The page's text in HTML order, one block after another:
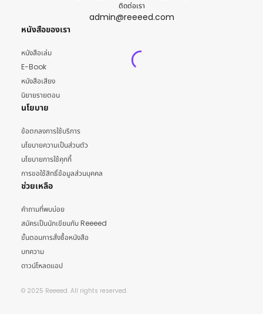
ติดต่อเรา
admin@reeeed.com
หนังสือของเรา
หนังสือเล่ม
E-Book
หนังสือเสียง
นิยายรายตอน
นโยบาย
ข้อตกลงการใช้บริการ
นโยบายความเป็นส่วนตัว
นโยบายการใช้คุกกี้
การขอใช้สิทธิ์ข้อมูลส่วนบุคคล
ช่วยเหลือ
คำถามที่พบบ่อย
สมัครเป็นนักเขียนกับ Reeeed
ขั้นตอนการสั่งซื้อหนังสือ
บทความ
ดาวน์โหลดแอป
© 2025 Reeeed. All rights reserved.